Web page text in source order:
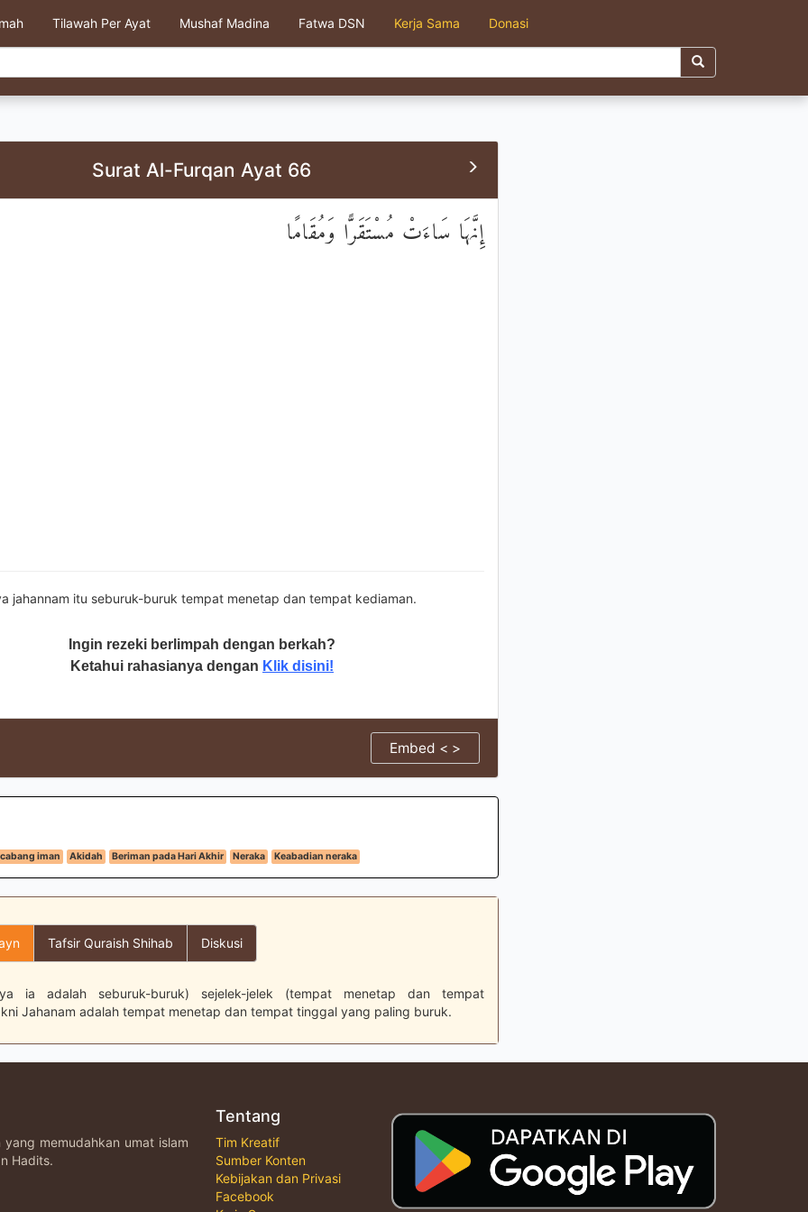
Tilawah Per Ayat Mushaf Madina Fatwa DSN Kerja Sama Donasi
Surat Al-Furqan Ayat 66
إِنَّهَا سَاءَتْ مُسْتَقَرًّا وَمُقَامًا
jahannam itu seburuk-buruk tempat menetap dan tempat kediaman.
Ingin rezeki berlimpah dengan berkah?
Ketahui rahasianya dengan Klik disini!
Embed < >
iman Akidah Beriman pada Hari Akhir Neraka Keabadian neraka
Tafsir Quraish Shihab Diskusi
ia adalah seburuk-buruk) sejelek-jelek (tempat menetap dan tempat
Jahanam adalah tempat menetap dan tempat tinggal yang paling buruk.
memudahkan umat islam
Hadits.
Tentang
Tim Kreatif
Sumber Konten
Kebijakan dan Privasi
Facebook